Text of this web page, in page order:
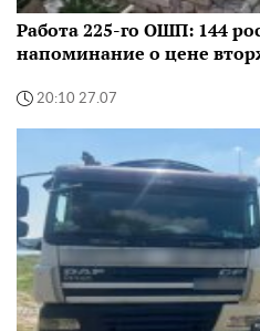
Работа 225-го ОШП: 144
напоминание о цене
20:10 27.07